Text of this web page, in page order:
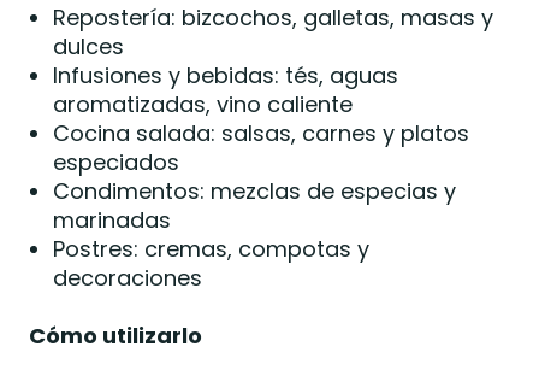
Repostería: bizcochos, galletas, masas y
dulces
Infusiones y bebidas: tés, aguas
aromatizadas, vino caliente
Cocina salada: salsas, carnes y platos
especiados
Condimentos: mezclas de especias y
marinadas
Postres: cremas, compotas y
decoraciones
Cómo utilizarlo